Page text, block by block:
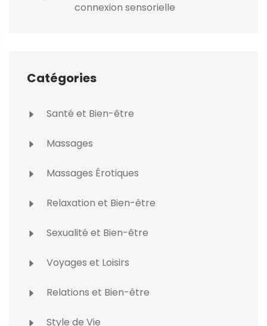
connexion sensorielle
Catégories
Santé et Bien-être
Massages
Massages Érotiques
Relaxation et Bien-être
Sexualité et Bien-être
Voyages et Loisirs
Relations et Bien-être
Style de Vie